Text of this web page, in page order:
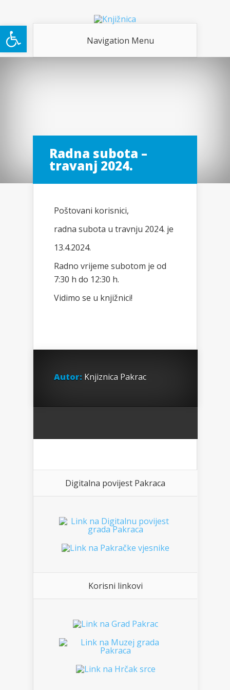
Open toolbar Navigation Menu
Radna subota –
travanj 2024.
Poštovani korisnici,
radna subota u travnju 2024. je
13.4.2024.
Radno vrijeme subotom je od
7:30 h do 12:30 h.
Vidimo se u knjižnici!
Autor: Knjiznica Pakrac
Digitalna povijest Pakraca
Korisni linkovi